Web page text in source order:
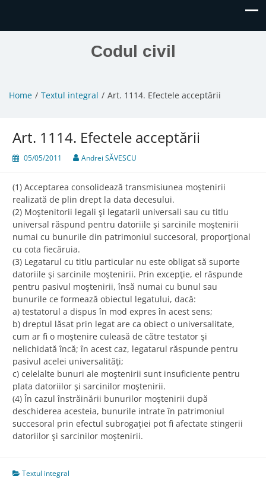
Codul civil
Home Textul integral Art. 1114. Efectele acceptării
Art. 1114. Efectele acceptării
05/05/2011 Andrei SĂVESCU
(1) Acceptarea consolidează transmisiunea moştenirii
realizată de plin drept la data decesului.
(2) Moştenitorii legali şi legatarii universali sau cu titlu
universal răspund pentru datoriile şi sarcinile moştenirii
numai cu bunurile din patrimoniul succesoral, proporţional
cu cota fiecăruia.
(3) Legatarul cu titlu particular nu este obligat să suporte
datoriile şi sarcinile moştenirii. Prin excepţie, el răspunde
pentru pasivul moştenirii, însă numai cu bunul sau
bunurile ce formează obiectul legatului, dacă:
a) testatorul a dispus în mod expres în acest sens;
b) dreptul lăsat prin legat are ca obiect o universalitate,
cum ar fi o moştenire culeasă de către testator şi
nelichidată încă; în acest caz, legatarul răspunde pentru
pasivul acelei universalităţi;
c) celelalte bunuri ale moştenirii sunt insuficiente pentru
plata datoriilor şi sarcinilor moştenirii.
(4) În cazul înstrăinării bunurilor moştenirii după
deschiderea acesteia, bunurile intrate în patrimoniul
succesoral prin efectul subrogaţiei pot fi afectate stingerii
datoriilor şi sarcinilor moştenirii.
Textul integral